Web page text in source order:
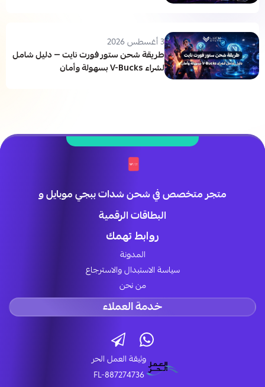
3 أغسطس 2026
طريقة شحن ستور فورت نايت — دليل شامل
لشراء V-Bucks بسهولة وأمان
متجر متخصص في شحن شدات ببجي موبايل و
البطاقات الرقمية
روابط تهمك
المدونة
سياسة الاستبدال والاسترجاع
من نحن
خدمة العملاء
وثيقة العمل الحر
FL-887274736